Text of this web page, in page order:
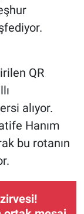
QR
alıyor.
Hanım
bu rotanın